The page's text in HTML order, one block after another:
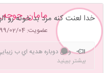
عضویت: 1399/02/04
خدا لعنت کنه مرد بد خونه رو
بیشتر ببینید